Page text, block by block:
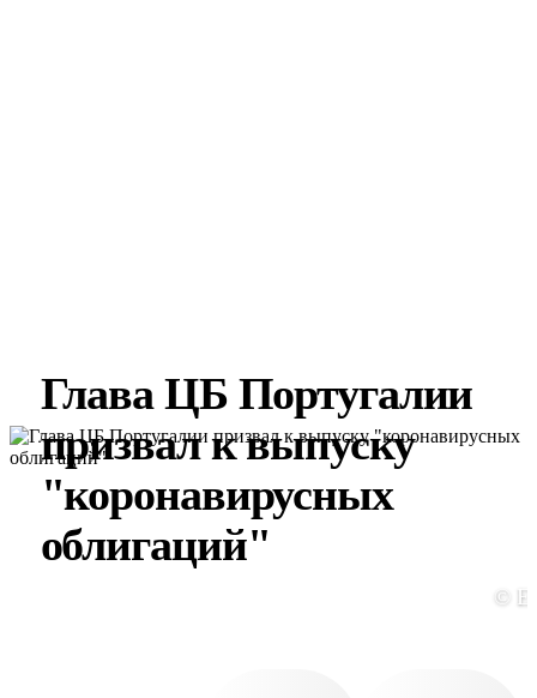
Глава ЦБ Португалии
призвал к выпуску
"коронавирусных
облигаций"
©